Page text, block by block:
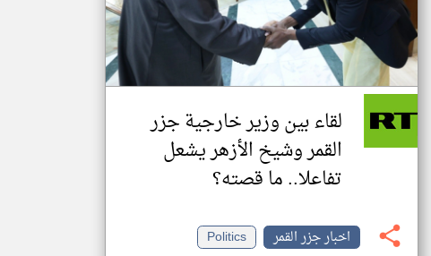
لقاء بين وزير خارجية جزر
القمر وشيخ الأزهر يشعل
تفاعلا.. ما قصته؟
اخبار جزر القمر
Politics